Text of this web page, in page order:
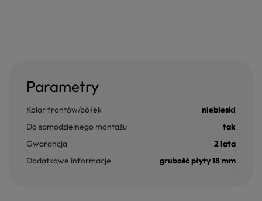
Parametry
Kolor frontów/półek
niebieski
Do samodzielnego montażu
tak
Gwarancja
2 lata
Dodatkowe informacje
grubość płyty 18 mm